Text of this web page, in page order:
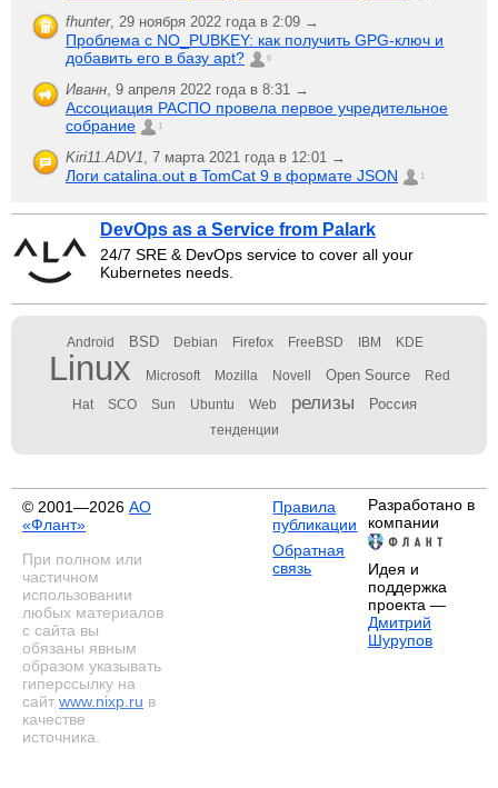
fhunter, 29 ноября 2022 года в 2:09 →
Проблема с NO_PUBKEY: как получить GPG-ключ и
добавить его в базу apt?
6
Иванн, 9 апреля 2022 года в 8:31 →
Ассоциация РАСПО провела первое учредительное
собрание
1
Kiri11.ADV1, 7 марта 2021 года в 12:01 →
Логи catalina.out в TomCat 9 в формате JSON 1
DevOps as a Service from Palark
24/7 SRE & DevOps service to cover all your
Kubernetes needs.
Android BSD Debian Firefox FreeBSD IBM KDE
Linux Microsoft Mozilla Novell Open Source Red
Hat SCO Sun Ubuntu Web релизы Россия
тенденции
© 2001—2026 АО
«Флант»
При полном или
частичном
использовании
любых материалов
с сайта вы
обязаны явным
образом указывать
гиперссылку на
сайт www.nixp.ru в
качестве
источника.
Правила
публикации
Обратная
связь
Разработано в
компании
Идея и
поддержка
проекта —
Дмитрий
Шурупов